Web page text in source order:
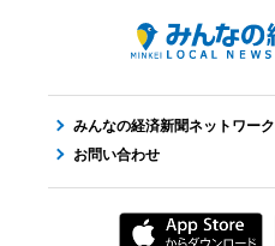
みんなの経済新聞ネットワーク
お問い合わせ